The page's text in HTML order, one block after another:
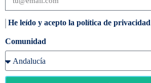
He leído y acepto la política de privacidad
Comunidad